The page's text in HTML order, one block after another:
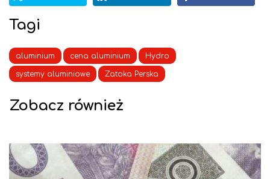
Tagi
aluminium cena aluminium Hydro
systemy aluminiowe Zatoka Perska
Zobacz również